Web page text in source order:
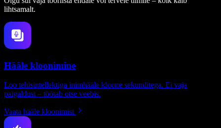
lihtsamalt.
Hääle kloonimine
Loo tehisintellektiga inimhääle kloone sekunditega. Ei vaja
paigaldust – töötab otse veebis.
Vaata hääle kloonimist